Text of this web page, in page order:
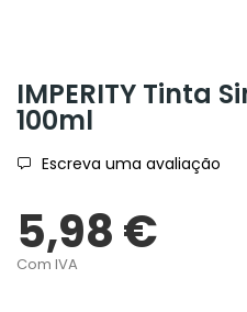
IMPERITY Tinta
100ml
Escreva uma avaliação
5,98 €
Com IVA